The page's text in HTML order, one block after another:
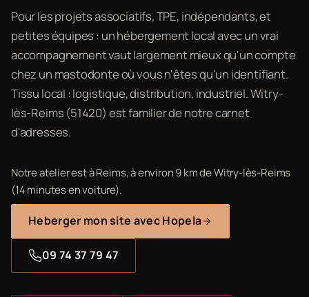
Pour les projets associatifs, TPE, indépendants, et
petites équipes : un hébergement local avec un vrai
accompagnement vaut largement mieux qu'un compte
chez un mastodonte où vous n'êtes qu'un identifiant.
Tissu local : logistique, distribution, industriel. Witry-
lès-Reims (51420) est familier de notre carnet
d'adresses.
Notre atelier est à Reims, à environ 9 km de Witry-lès-Reims
(14 minutes en voiture).
Heberger mon site avec Hopela
09 74 37 79 47